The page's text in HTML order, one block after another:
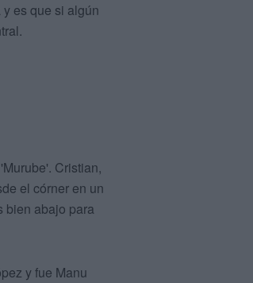
es que si algún
Cristian,
el córner en un
bien abajo para
y fue Manu